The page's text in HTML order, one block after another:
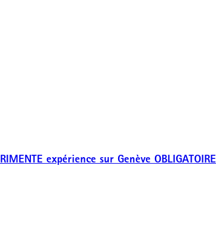
expérience sur Genève OBLIGATOIRE